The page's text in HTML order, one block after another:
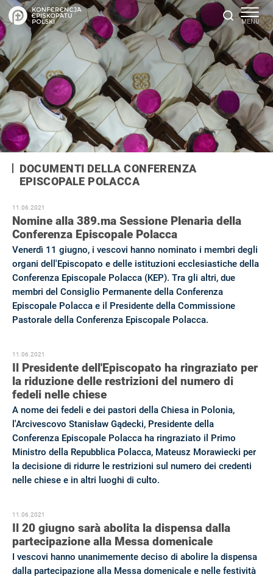
DOCUMENTI DELLA CONFERENZA
EPISCOPALE POLACCA
11.06.2021
Nomine alla 389.ma Sessione Plenaria della
Conferenza Episcopale Polacca
Venerdì 11 giugno, i vescovi hanno nominato i membri degli
organi dell'Episcopato e delle istituzioni ecclesiastiche della
Conferenza Episcopale Polacca (KEP). Tra gli altri, due
membri del Consiglio Permanente della Conferenza
Episcopale Polacca e il Presidente della Commissione
Pastorale della Conferenza Episcopale Polacca.
11.06.2021
Il Presidente dell'Episcopato ha ringraziato per
la riduzione delle restrizioni del numero di
fedeli nelle chiese
A nome dei fedeli e dei pastori della Chiesa in Polonia,
l'Arcivescovo Stanisław Gądecki, Presidente della
Conferenza Episcopale Polacca ha ringraziato il Primo
Ministro della Repubblica Polacca, Mateusz Morawiecki per
la decisione di ridurre le restrizioni sul numero dei credenti
nelle chiese e in altri luoghi di culto.
11.06.2021
Il 20 giugno sarà abolita la dispensa dalla
partecipazione alla Messa domenicale
I vescovi hanno unanimemente deciso di abolire la dispensa
dalla partecipazione alla Messa domenicale e nelle festività